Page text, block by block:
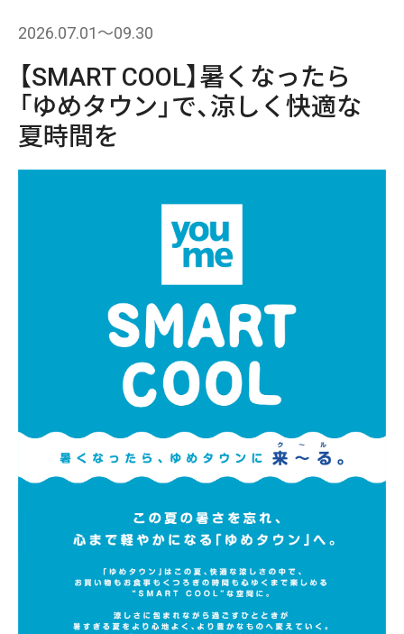
2026.07.01〜09.30
【SMART COOL】暑くなったら
「ゆめタウン」で、涼しく快適な
夏時間を